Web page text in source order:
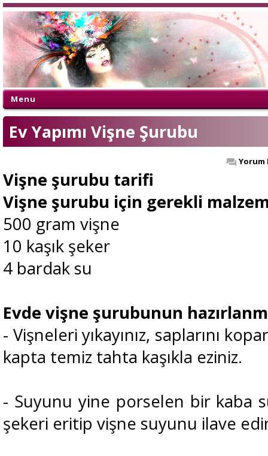
Menu
Ev Yapımı Vişne Şurubu
Yorum
Vişne şurubu tarifi
Vişne şurubu için gerekli
500 gram vişne
10 kaşık şeker
4 bardak su
Evde vişne şurubunun
- Vişneleri yıkayınız, saplarını
kapta temiz tahta kaşıkla eziniz.
- Suyunu yine porselen bir kaba
şekeri eritip vişne suyunu ilave